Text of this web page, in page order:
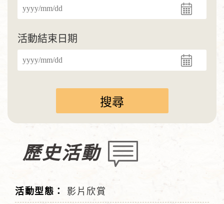
活動結束日期
歷史活動
影片欣賞